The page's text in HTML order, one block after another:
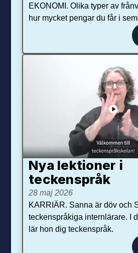
EKONOMI. Olika typer av
hur mycket pengar du får i
Nya lektioner i
teckenspråk
28 maj 2026
KARRIÄR. Sanna är döv och
teckenspråkiga internlärare. I
lär hon dig teckenspråk.